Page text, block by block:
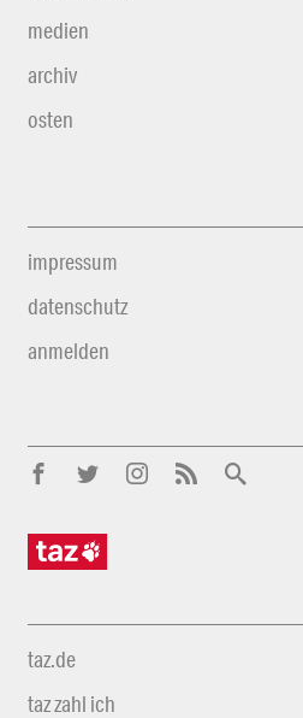
medien
archiv
osten
impressum
datenschutz
anmelden
taz.de
taz zahl ich